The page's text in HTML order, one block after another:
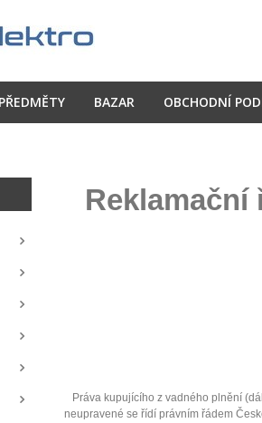
BAZAR OBCHODNÍ
Reklamační
Práva kupujícího z vadného plnění
neupravené se řídí právním řádem